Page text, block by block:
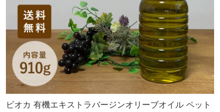
ビオカ 有機エキストラバージンオリーブオイル ペット